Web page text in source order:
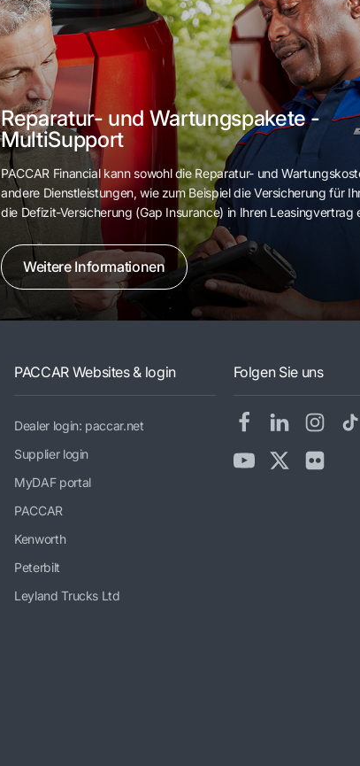
Reparatur- und Wartungspakete -
MultiSupport
PACCAR Financial kann sowohl die Reparatur- und
andere Dienstleistungen, wie zum Beispiel die Versicherung für
die Defizit-Versicherung (Gap Insurance) in Ihren Leasingvertrag
Weitere Informationen
PACCAR Websites & login
Dealer login: paccar.net
Supplier login
MyDAF portal
PACCAR
Kenworth
Peterbilt
Leyland Trucks Ltd
Folgen Sie uns